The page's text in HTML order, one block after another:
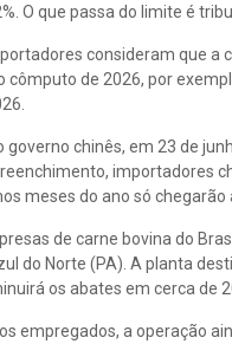
O que passa do limite é
consideram que
cômputo de 2026, por
chinês, em 23 de
importadores
meses do ano só chegarão
de carne bovina do
do Norte (PA). A planta
os abates em cerca de
empregados, a operação